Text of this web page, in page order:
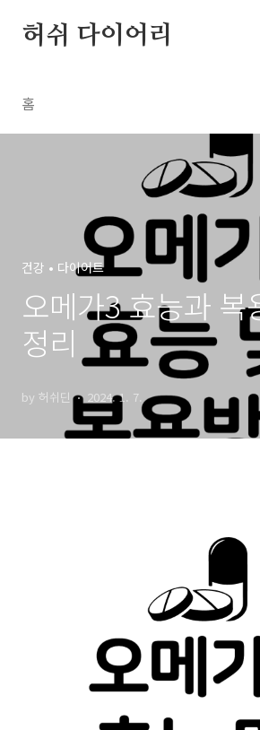
허쉬 다이어리
홈
건강 • 다이어트
오메가3 효능과 복
정리
by 허쉬딘 2024. 1. 7.